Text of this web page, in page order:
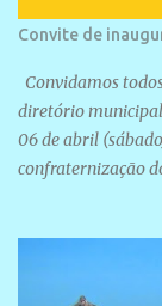
Convite de
Convidamos
diretório
06 de abril
confraternização